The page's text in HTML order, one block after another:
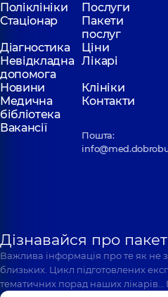
Поліклініки
Послуги
Стаціонар
Пакети
послуг
Діагностика
Ціни
Невідкладна
допомога
Лікарі
Новини
Клініки
Медична
бібліотека
Контакти
Вакансії
Пошта:
Дізнавайся про
Важлива інформація про те як не
близьких. Цикл підготовлених
тематичних порад наших лікарів…